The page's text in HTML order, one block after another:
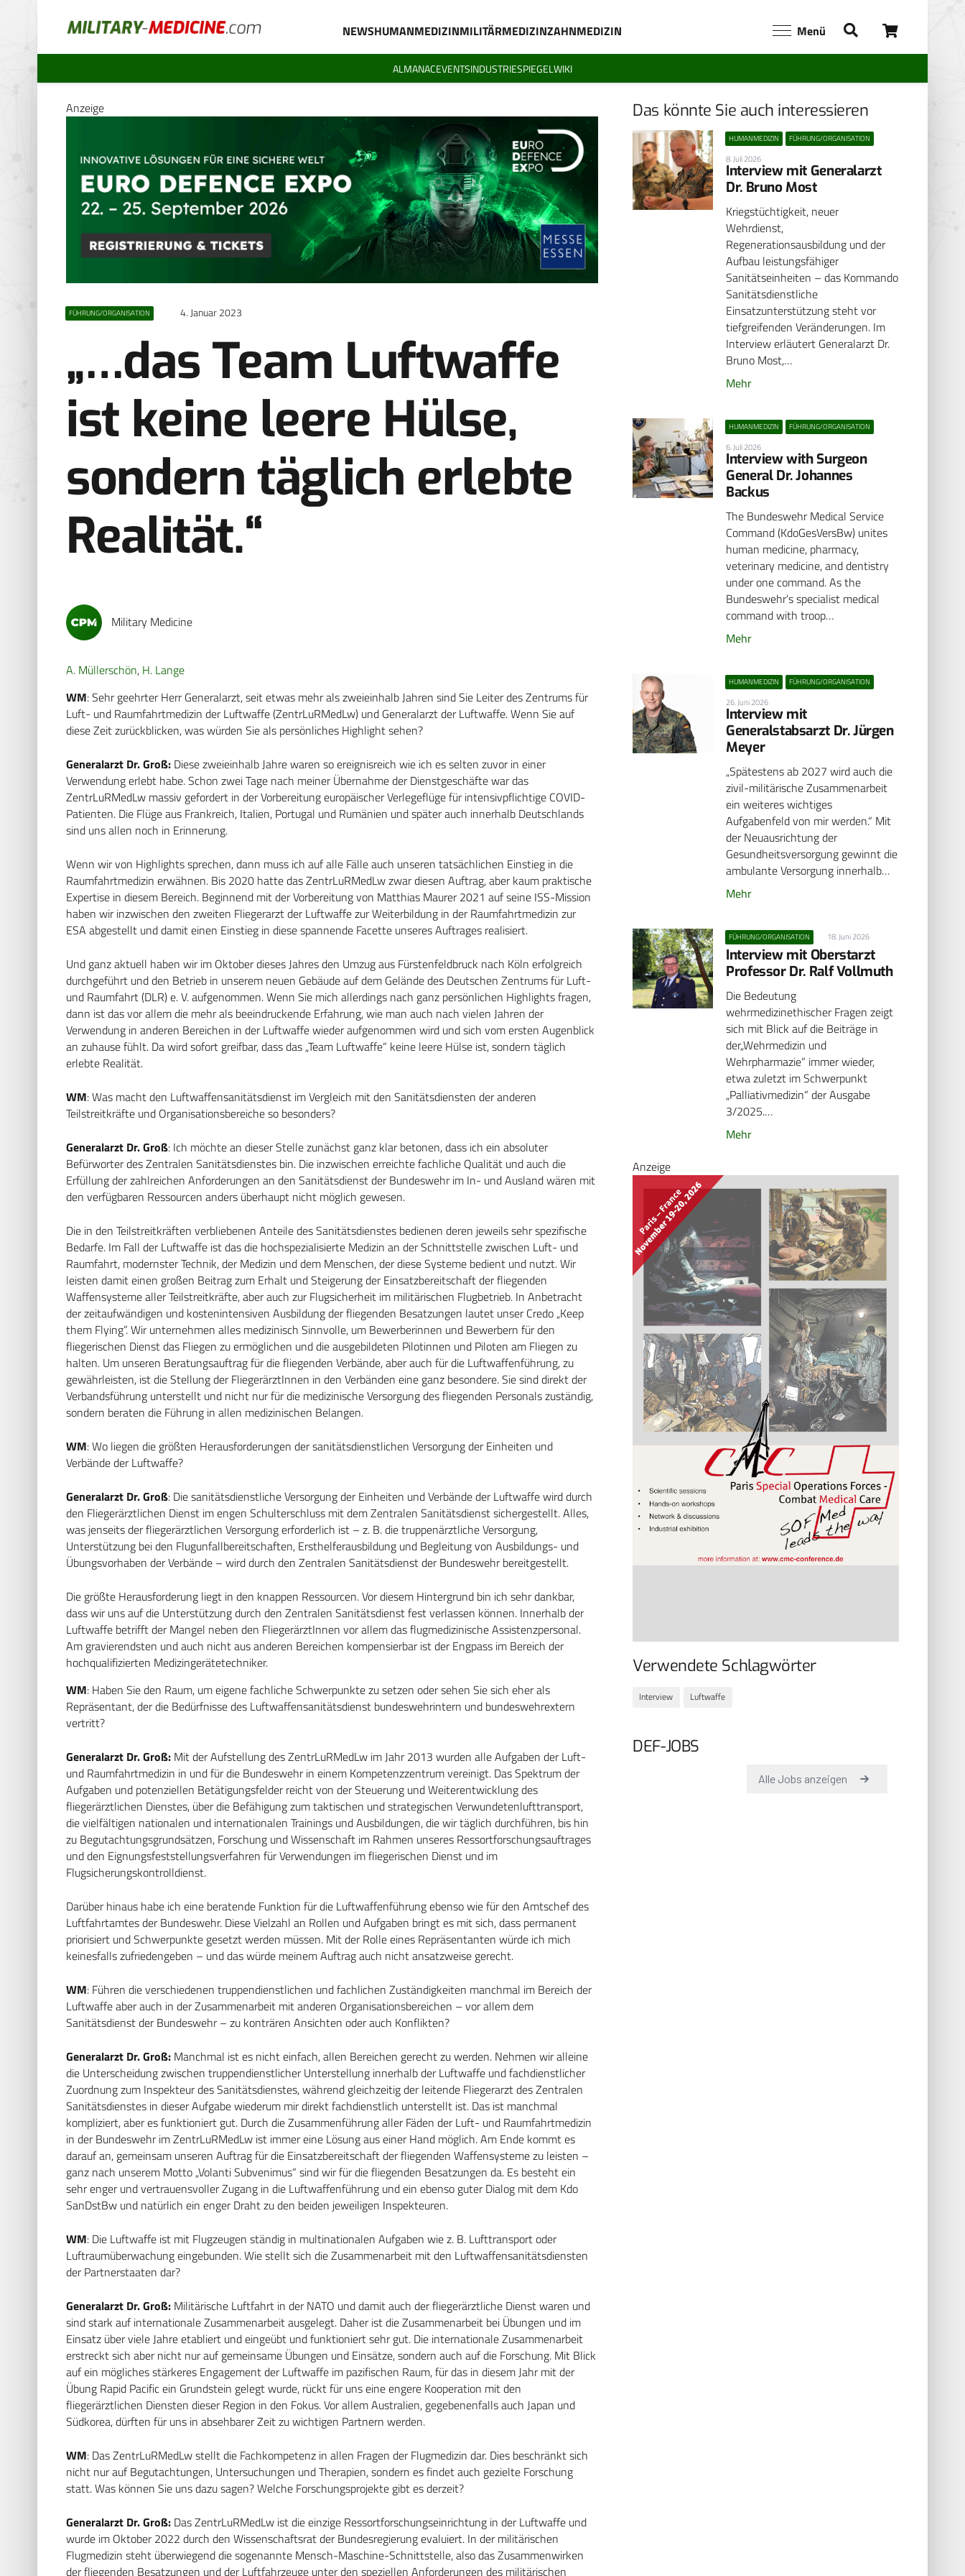
NEWSHUMANMEDIZINMILITÄRMEDIZINZAHNMEDIZIN Menü
ALMANACEVENTSINDUSTRIESPIEGELWIKI
Anzeige
FÜHRUNG/ORGANISATION 4. Januar 2023
„…das Team Luftwaffe
ist keine leere Hülse,
sondern täglich erlebte
Realität.“
Military Medicine
A. Müllerschön, H. Lange
WM: Sehr geehrter Herr Generalarzt, seit etwas mehr als zweieinhalb Jahren sind Sie Leiter des Zentrums für
Luft- und Raumfahrtmedizin der Luftwaffe (ZentrLuRMedLw) und Generalarzt der Luftwaffe. Wenn Sie auf
diese Zeit zurückblicken, was würden Sie als persönliches Highlight sehen?
Generalarzt Dr. Groß: Diese zweieinhalb Jahre waren so ereignisreich wie ich es selten zuvor in einer
Verwendung erlebt habe. Schon zwei Tage nach meiner Übernahme der Dienstgeschäfte war das
ZentrLuRMedLw massiv gefordert in der Vorbereitung europäischer Verlegeflüge für intensivpflichtige COVID-
Patienten. Die Flüge aus Frankreich, Italien, Portugal und Rumänien und später auch innerhalb Deutschlands
sind uns allen noch in Erinnerung.
Wenn wir von Highlights sprechen, dann muss ich auf alle Fälle auch unseren tatsächlichen Einstieg in die
Raumfahrtmedizin erwähnen. Bis 2020 hatte das ZentrLuRMedLw zwar diesen Auftrag, aber kaum praktische
Expertise in diesem Bereich. Beginnend mit der Vorbereitung von Matthias Maurer 2021 auf seine ISS-Mission
haben wir inzwischen den zweiten Fliegerarzt der Luftwaffe zur Weiterbildung in der Raumfahrtmedizin zur
ESA abgestellt und damit einen Einstieg in diese spannende Facette unseres Auftrages realisiert.
Und ganz aktuell haben wir im Oktober dieses Jahres den Umzug aus Fürstenfeldbruck nach Köln erfolgreich
durchgeführt und den Betrieb in unserem neuen Gebäude auf dem Gelände des Deutschen Zentrums für Luft-
und Raumfahrt (DLR) e. V. aufgenommen. Wenn Sie mich allerdings nach ganz persönlichen Highlights fragen,
dann ist das vor allem die mehr als beeindruckende Erfahrung, wie man auch nach vielen Jahren der
Verwendung in anderen Bereichen in der Luftwaffe wieder aufgenommen wird und sich vom ersten Augenblick
an zuhause fühlt. Da wird sofort greifbar, dass das „Team Luftwaffe“ keine leere Hülse ist, sondern täglich
erlebte Realität.
WM: Was macht den Luftwaffensanitätsdienst im Vergleich mit den Sanitätsdiensten der anderen
Teilstreitkräfte und Organisationsbereiche so besonders?
Generalarzt Dr. Groß: Ich möchte an dieser Stelle zunächst ganz klar betonen, dass ich ein absoluter
Befürworter des Zentralen Sanitätsdienstes bin. Die inzwischen erreichte fachliche Qualität und auch die
Erfüllung der zahlreichen Anforderungen an den Sanitätsdienst der Bundeswehr im In- und Ausland wären mit
den verfügbaren Ressourcen anders überhaupt nicht möglich gewesen.
Die in den Teilstreitkräften verbliebenen Anteile des Sanitätsdienstes bedienen deren jeweils sehr spezifische
Bedarfe. Im Fall der Luftwaffe ist das die hochspezialisierte Medizin an der Schnittstelle zwischen Luft- und
Raumfahrt, modernster Technik, der Medizin und dem Menschen, der diese Systeme bedient und nutzt. Wir
leisten damit einen großen Beitrag zum Erhalt und Steigerung der Einsatzbereitschaft der fliegenden
Waffensysteme aller Teilstreitkräfte, aber auch zur Flugsicherheit im militärischen Flugbetrieb. In Anbetracht
der zeitaufwändigen und kostenintensiven Ausbildung der fliegenden Besatzungen lautet unser Credo „Keep
them Flying”. Wir unternehmen alles medizinisch Sinnvolle, um Bewerberinnen und Bewerbern für den
fliegerischen Dienst das Fliegen zu ermöglichen und die ausgebildeten Pilotinnen und Piloten am Fliegen zu
halten. Um unseren Beratungsauftrag für die fliegenden Verbände, aber auch für die Luftwaffenführung, zu
gewährleisten, ist die Stellung der FliegerärztInnen in den Verbänden eine ganz besondere. Sie sind direkt der
Verbandsführung unterstellt und nicht nur für die medizinische Versorgung des fliegenden Personals zuständig,
sondern beraten die Führung in allen medizinischen Belangen.
WM: Wo liegen die größten Herausforderungen der sanitätsdienstlichen Versorgung der Einheiten und
Verbände der Luftwaffe?
Generalarzt Dr. Groß: Die sanitätsdienstliche Versorgung der Einheiten und Verbände der Luftwaffe wird durch
den Fliegerärztlichen Dienst im engen Schulterschluss mit dem Zentralen Sanitätsdienst sichergestellt. Alles,
was jenseits der fliegerärztlichen Versorgung erforderlich ist – z. B. die truppenärztliche Versorgung,
Unterstützung bei den Flugunfallbereitschaften, Ersthelferausbildung und Begleitung von Ausbildungs- und
Übungsvorhaben der Verbände – wird durch den Zentralen Sanitätsdienst der Bundeswehr bereitgestellt.
Die größte Herausforderung liegt in den knappen Ressourcen. Vor diesem Hintergrund bin ich sehr dankbar,
dass wir uns auf die Unterstützung durch den Zentralen Sanitätsdienst fest verlassen können. Innerhalb der
Luftwaffe betrifft der Mangel neben den FliegerärztInnen vor allem das flugmedizinische Assistenzpersonal.
Am gravierendsten und auch nicht aus anderen Bereichen kompensierbar ist der Engpass im Bereich der
hochqualifizierten Medizingerätetechniker.
WM: Haben Sie den Raum, um eigene fachliche Schwerpunkte zu setzen oder sehen Sie sich eher als
Repräsentant, der die Bedürfnisse des Luftwaffensanitätsdienst bundeswehrintern und bundeswehrextern
vertritt?
Generalarzt Dr. Groß: Mit der Aufstellung des ZentrLuRMedLw im Jahr 2013 wurden alle Aufgaben der Luft-
und Raumfahrtmedizin in und für die Bundeswehr in einem Kompetenzzentrum vereinigt. Das Spektrum der
Aufgaben und potenziellen Betätigungsfelder reicht von der Steuerung und Weiterentwicklung des
fliegerärztlichen Dienstes, über die Befähigung zum taktischen und strategischen Verwundetenlufttransport,
die vielfältigen nationalen und internationalen Trainings und Ausbildungen, die wir täglich durchführen, bis hin
zu Begutachtungsgrundsätzen, Forschung und Wissenschaft im Rahmen unseres Ressortforschungsauftrages
und den Eignungsfeststellungsverfahren für Verwendungen im fliegerischen Dienst und im
Flugsicherungskontrolldienst.
Darüber hinaus habe ich eine beratende Funktion für die Luftwaffenführung ebenso wie für den Amtschef des
Luftfahrtamtes der Bundeswehr. Diese Vielzahl an Rollen und Aufgaben bringt es mit sich, dass permanent
priorisiert und Schwerpunkte gesetzt werden müssen. Mit der Rolle eines Repräsentanten würde ich mich
keinesfalls zufriedengeben – und das würde meinem Auftrag auch nicht ansatzweise gerecht.
WM: Führen die verschiedenen truppendienstlichen und fachlichen Zuständigkeiten manchmal im Bereich der
Luftwaffe aber auch in der Zusammenarbeit mit anderen Organisationsbereichen – vor allem dem
Sanitätsdienst der Bundeswehr – zu konträren Ansichten oder auch Konflikten?
Generalarzt Dr. Groß: Manchmal ist es nicht einfach, allen Bereichen gerecht zu werden. Nehmen wir alleine
die Unterscheidung zwischen truppendienstlicher Unterstellung innerhalb der Luftwaffe und fachdienstlicher
Zuordnung zum Inspekteur des Sanitätsdienstes, während gleichzeitig der leitende Fliegerarzt des Zentralen
Sanitätsdienstes in dieser Aufgabe wiederum mir direkt fachdienstlich unterstellt ist. Das ist manchmal
kompliziert, aber es funktioniert gut. Durch die Zusammenführung aller Fäden der Luft- und Raumfahrtmedizin
in der Bundeswehr im ZentrLuRMedLw ist immer eine Lösung aus einer Hand möglich. Am Ende kommt es
darauf an, gemeinsam unseren Auftrag für die Einsatzbereitschaft der fliegenden Waffensysteme zu leisten –
ganz nach unserem Motto „Volanti Subvenimus“ sind wir für die fliegenden Besatzungen da. Es besteht ein
sehr enger und vertrauensvoller Zugang in die Luftwaffenführung und ein ebenso guter Dialog mit dem Kdo
SanDstBw und natürlich ein enger Draht zu den beiden jeweiligen Inspekteuren.
WM: Die Luftwaffe ist mit Flugzeugen ständig in multinationalen Aufgaben wie z. B. Lufttransport oder
Luftraumüberwachung eingebunden. Wie stellt sich die Zusammenarbeit mit den Luftwaffensanitätsdiensten
der Partnerstaaten dar?
Generalarzt Dr. Groß: Militärische Luftfahrt in der NATO und damit auch der fliegerärztliche Dienst waren und
sind stark auf internationale Zusammenarbeit ausgelegt. Daher ist die Zusammenarbeit bei Übungen und im
Einsatz über viele Jahre etabliert und eingeübt und funktioniert sehr gut. Die internationale Zusammenarbeit
erstreckt sich aber nicht nur auf gemeinsame Übungen und Einsätze, sondern auch auf die Forschung. Mit Blick
auf ein mögliches stärkeres Engagement der Luftwaffe im pazifischen Raum, für das in diesem Jahr mit der
Übung Rapid Pacific ein Grundstein gelegt wurde, rückt für uns eine engere Kooperation mit den
fliegerärztlichen Diensten dieser Region in den Fokus. Vor allem Australien, gegebenenfalls auch Japan und
Südkorea, dürften für uns in absehbarer Zeit zu wichtigen Partnern werden.
WM: Das ZentrLuRMedLw stellt die Fachkompetenz in allen Fragen der Flugmedizin dar. Dies beschränkt sich
nicht nur auf Begutachtungen, Untersuchungen und Therapien, sondern es findet auch gezielte Forschung
statt. Was können Sie uns dazu sagen? Welche Forschungsprojekte gibt es derzeit?
Generalarzt Dr. Groß: Das ZentrLuRMedLw ist die einzige Ressortforschungseinrichtung in der Luftwaffe und
wurde im Oktober 2022 durch den Wissenschaftsrat der Bundesregierung evaluiert. In der militärischen
Flugmedizin steht überwiegend die sogenannte Mensch-Maschine-Schnittstelle, also das Zusammenwirken
der fliegenden Besatzungen und der Luftfahrzeuge unter den speziellen Anforderungen des militärischen
Das könnte Sie auch interessieren
HUMANMEDIZIN FÜHRUNG/ORGANISATION
8. Juli 2026
Interview mit Generalarzt
Dr. Bruno Most
Kriegstüchtigkeit, neuer
Wehrdienst,
Regenerationsausbildung und der
Aufbau leistungsfähiger
Sanitätseinheiten – das Kommando
Sanitätsdienstliche
Einsatzunterstützung steht vor
tiefgreifenden Veränderungen. Im
Interview erläutert Generalarzt Dr.
Bruno Most,…
Mehr
HUMANMEDIZIN FÜHRUNG/ORGANISATION
6. Juli 2026
Interview with Surgeon
General Dr. Johannes
Backus
The Bundeswehr Medical Service
Command (KdoGesVersBw) unites
human medicine, pharmacy,
veterinary medicine, and dentistry
under one command. As the
Bundeswehr’s specialist medical
command with troop…
Mehr
HUMANMEDIZIN FÜHRUNG/ORGANISATION
26. Juni 2026
Interview mit
Generalstabsarzt Dr. Jürgen
Meyer
„Spätestens ab 2027 wird auch die
zivil-militärische Zusammenarbeit
ein weiteres wichtiges
Aufgabenfeld von mir werden.“ Mit
der Neuausrichtung der
Gesundheitsversorgung gewinnt die
ambulante Versorgung innerhalb…
Mehr
FÜHRUNG/ORGANISATION 18. Juni 2026
Interview mit Oberstarzt
Professor Dr. Ralf Vollmuth
Die Bedeutung
wehrmedizinethischer Fragen zeigt
sich mit Blick auf die Beiträge in
der„Wehrmedizin und
Wehrpharmazie“ immer wieder,
etwa zuletzt im Schwerpunkt
„Palliativmedizin“ der Ausgabe
3/2025.…
Mehr
Anzeige
Verwendete Schlagwörter
Interview Luftwaffe
DEF-JOBS